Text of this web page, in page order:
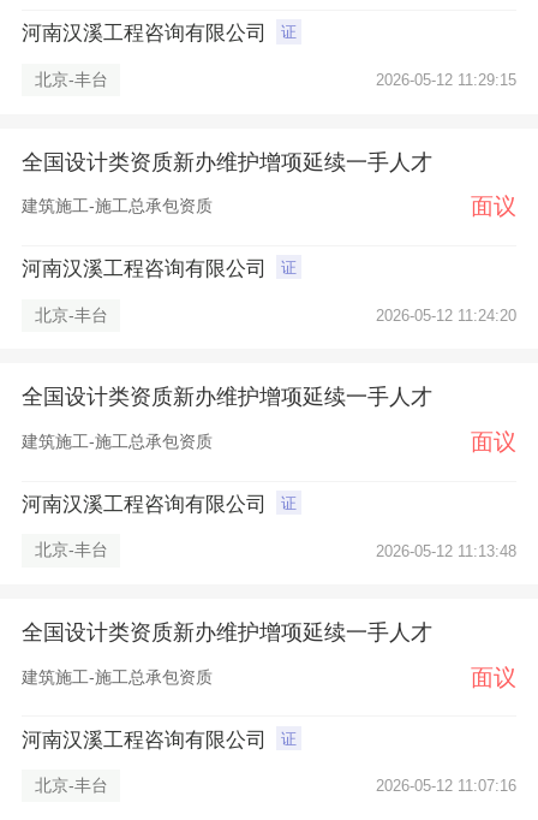
河南汉溪工程咨询有限公司 证
北京-丰台 2026-05-12 11:29:15
全国设计类资质新办维护增项延续一手人才
建筑施工-施工总承包资质 面议
河南汉溪工程咨询有限公司 证
北京-丰台 2026-05-12 11:24:20
全国设计类资质新办维护增项延续一手人才
建筑施工-施工总承包资质 面议
河南汉溪工程咨询有限公司 证
北京-丰台 2026-05-12 11:13:48
全国设计类资质新办维护增项延续一手人才
建筑施工-施工总承包资质 面议
河南汉溪工程咨询有限公司 证
北京-丰台 2026-05-12 11:07:16